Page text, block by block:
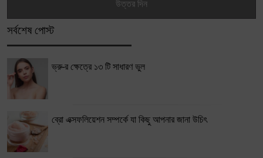
সর্বশেষ পোস্ট
ভ্রু-র ক্ষেত্রে ১৩ টি সাধারণ ভুল
ব্রো এক্সফলিয়েশন সম্পর্কে যা কিছু আপনার জানা উচিৎ